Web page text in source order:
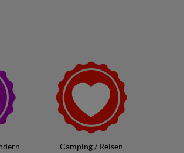
jederzeit eine praktische und schmackhafte
Camping / Reisen